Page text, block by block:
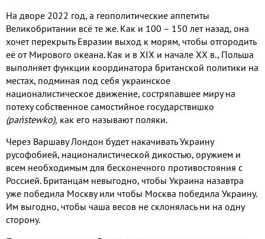
На дворе 2022 год, а геополитические аппетиты
Великобритании всё те же. Как и 100 – 150 лет назад, она
хочет перекрыть Евразии выход к морям, чтобы отгородить
её от Мирового океана. Как и в XIX и начале ХX в., Польша
выполняет функции координатора британской политики на
местах, подминая под себя украинское
националистическое движение, состряпавшее миру на
потеху собственное самостийное государствишко
(państewko), как его называют поляки.
Через Варшаву Лондон будет накачивать Украину
русофобией, националистической дикостью, оружием и
всем необходимым для бесконечного противостояния с
Россией. Британцам невыгодно, чтобы Украина назавтра
уже победила Москву или чтобы Москва победила Украину.
Им выгодно, чтобы чаша весов не склонялась ни на одну
сторону.